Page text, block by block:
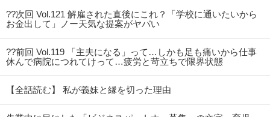
??次回 Vol.121 解雇された直後にこれ？「学校に通いたいから
お金出して」ノー天気な提案がヤバい
??前回 Vol.119 「主夫になる」って…しかも足も痛いから仕事
休んで病院につれてけって…疲労と苛立ちで限界状態
【全話読む】 私が義妹と縁を切った理由